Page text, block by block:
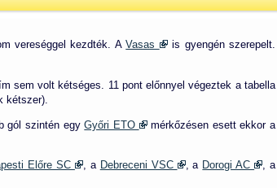
vereséggel kezdték. AVasas
is gyengén szerepelt.
sem volt kétséges. 11 pont előnnyel végeztek a tabella
kétszer).
gól szintén egyGyőri ETO
mérkőzésen esett ekkor a
Előre SC , a Debreceni VSC , a Dorogi AC
, a